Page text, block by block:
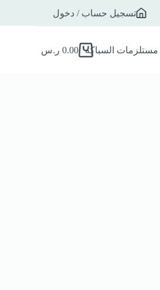
تسجيل حساب / دخول
مستلزمات السباكه 0.00 ر.س